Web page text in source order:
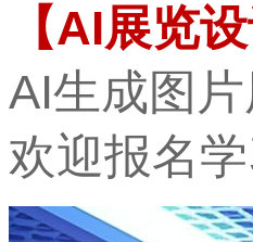
【AI展览设
AI生成图
欢迎报名学